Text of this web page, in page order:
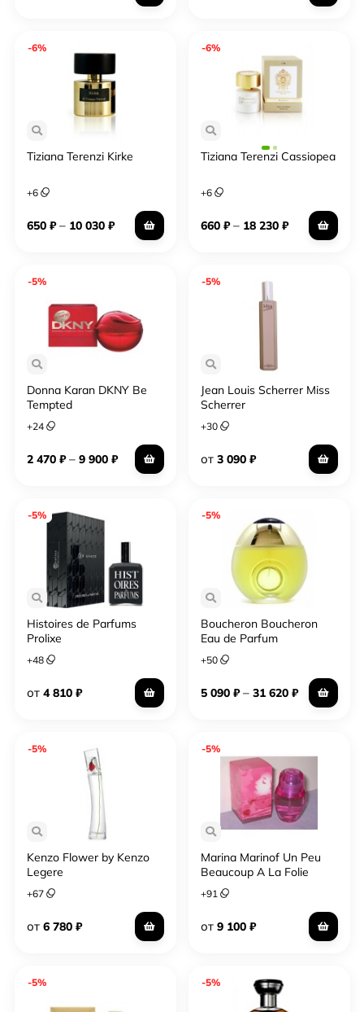
-6%
Tiziana Terenzi Kirke
+6
650 ₽– 10 030 ₽
-6%
Tiziana Terenzi Cassiopea
+6
660 ₽– 18 230 ₽
-5%
Donna Karan DKNY Be
Tempted
+24
2 470 ₽– 9 900 ₽
-5%
Jean Louis Scherrer Miss
Scherrer
+30
от 3 090 ₽
-5%
Histoires de Parfums
Prolixe
+48
от 4 810 ₽
-5%
Boucheron Boucheron
Eau de Parfum
+50
5 090 ₽– 31 620 ₽
-5%
Kenzo Flower by Kenzo
Legere
+67
от 6 780 ₽
-5%
Marina Marinof Un Peu
Beaucoup A La Folie
+91
от 9 100 ₽
-5% -5%